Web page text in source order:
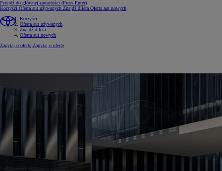
Przejdź do głównej zawartości (Press Enter)
Korzyści Oferta aut używanych Znajdź dilera Oferta aut nowych
Korzyści
Oferta aut używanych
Znajdź dilera
Oferta aut nowych
Zapytaj o ofertę Zapytaj o ofertę